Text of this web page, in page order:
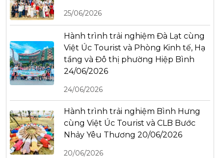
25/06/2026
Hành trình trải nghiệm Đà Lạt cùng
Việt Úc Tourist và Phòng Kinh tế, Hạ
tầng và Đô thị phường Hiệp Bình
24/06/2026
24/06/2026
Hành trình trải nghiệm Bình Hưng
cùng Việt Úc Tourist và CLB Bước
Nhảy Yêu Thương 20/06/2026
20/06/2026